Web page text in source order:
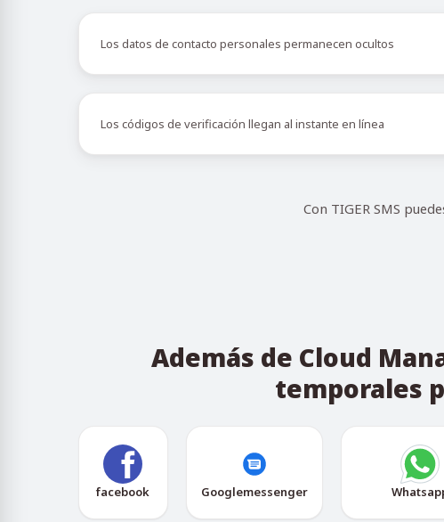
Los datos de contacto personales permanecen ocultos
Los códigos de verificación llegan al instante en línea
Con TIGER SMS
Además de Cloud
temporales
facebook Googlemessenger